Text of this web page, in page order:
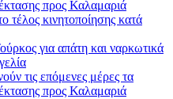
προς Καλαμαριά
τέλος κινητοποίησης κατά
για απάτη και ναρκωτικά
τις επόμενες μέρες τα
προς Καλαμαριά